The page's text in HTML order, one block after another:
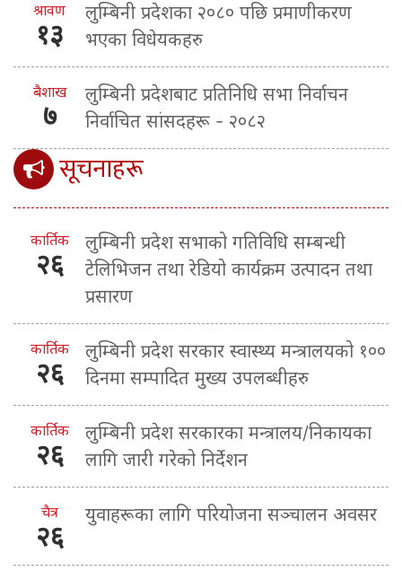
श्रावण
१३
लुम्बिनी प्रदेशका २०८० पछि प्रमाणीकरण
भएका विधेयकहरु
बैशाख
७
लुम्बिनी प्रदेशबाट प्रतिनिधि सभा निर्वाचन
निर्वाचित सांसदहरू - २०८२
सूचनाहरू
कार्तिक
२६
लुम्बिनी प्रदेश सभाको गतिविधि सम्बन्धी
टेलिभिजन तथा रेडियो कार्यक्रम उत्पादन तथा
प्रसारण
कार्तिक
२६
लुम्बिनी प्रदेश सरकार स्वास्थ्य मन्त्रालयको १००
दिनमा सम्पादित मुख्य उपलब्धीहरु
कार्तिक
२६
लुम्बिनी प्रदेश सरकारका मन्त्रालय/निकायका
लागि जारी गरेको निर्देशन
चैत्र
२६
युवाहरूका लागि परियोजना सञ्चालन अवसर